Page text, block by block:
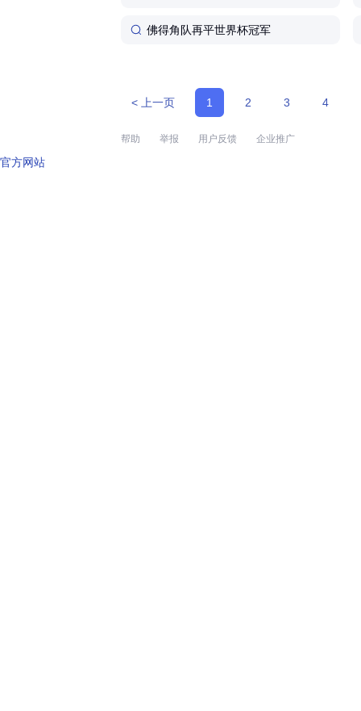
佛得角队再平世界杯冠军
< 上一页 1 2 3 4
帮助 举报 用户反馈 企业推广
官方网站